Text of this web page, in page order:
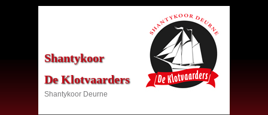
Shantykoor
De Klotvaarders
Shantykoor Deurne